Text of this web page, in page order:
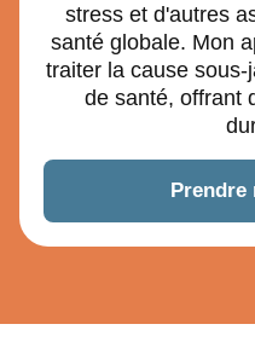
stress et d'autres
santé globale. Mon
traiter la cause
de santé, offrant
Prendre